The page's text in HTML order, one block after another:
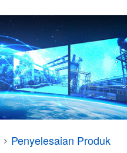
> Penyelesaian Produk